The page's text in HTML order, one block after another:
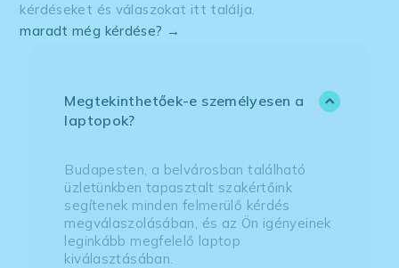
kérdéseket és válaszokat itt találja.
maradt még kérdése? →
Megtekinthetőek-e személyesen a
laptopok?
Budapesten, a belvárosban található
üzletünkben tapasztalt szakértőink
segítenek minden felmerülő kérdés
megválaszolásában, és az Ön igényeinek
leginkább megfelelő laptop
kiválasztásában.